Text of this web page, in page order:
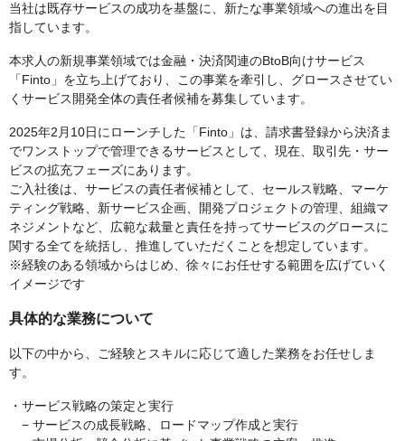
当社は既存サービスの成功を基盤に、新たな事業領域への進出を目
指しています。
本求人の新規事業領域では金融・決済関連のBtoB向けサービス
「Finto」を立ち上げており、この事業を牽引し、グロースさせてい
くサービス開発全体の責任者候補を募集しています。
2025年2月10日にローンチした「Finto」は、請求書登録から決済ま
でワンストップで管理できるサービスとして、現在、取引先・サー
ビスの拡充フェーズにあります。
ご入社後は、サービスの責任者候補として、セールス戦略、マーケ
ティング戦略、新サービス企画、開発プロジェクトの管理、組織マ
ネジメントなど、広範な裁量と責任を持ってサービスのグロースに
関する全てを統括し、推進していただくことを想定しています。
※経験のある領域からはじめ、徐々にお任せする範囲を広げていく
イメージです
具体的な業務について
以下の中から、ご経験とスキルに応じて適した業務をお任せしま
す。
・サービス戦略の策定と実行
− サービスの成長戦略、ロードマップ作成と実行